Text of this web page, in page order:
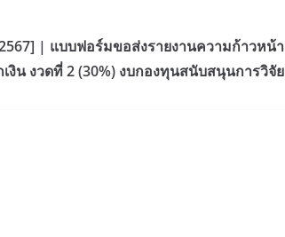
2567] | แบบฟอร์มขอส่งรายงานความก้าวหน้า
งิน งวดที่ 2 (30%) งบกองทุนสนับสนุนการวิจัย